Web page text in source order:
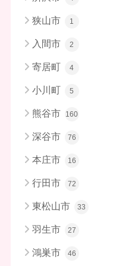
狭山市 1
入間市 2
寄居町 4
小川町 5
熊谷市 160
深谷市 76
本庄市 16
行田市 72
東松山市 33
羽生市 27
鴻巣市 46